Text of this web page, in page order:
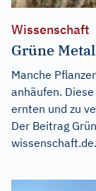
Wissenschaft
Grüne
Manche
anhäufen.
ernten und zu
Der Beitrag
wissenschaft.de.